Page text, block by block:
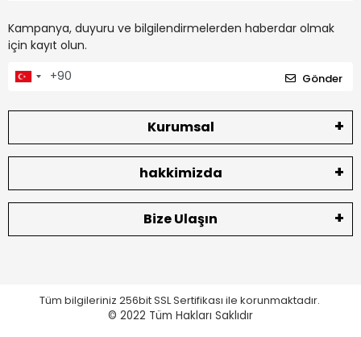
Kampanya, duyuru ve bilgilendirmelerden haberdar olmak
için kayıt olun.
Gönder
Kurumsal
hakkimizda
Bize Ulaşın
Tüm bilgileriniz 256bit SSL Sertifikası ile korunmaktadır.
© 2022 Tüm Hakları Saklıdır